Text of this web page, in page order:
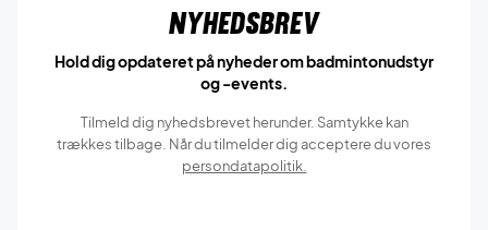
Nyhedsbrev
Hold dig opdateret på nyheder om badmintonudstyr
og -events.
Tilmeld dig nyhedsbrevet herunder. Samtykke kan
trækkes tilbage. Når du tilmelder dig acceptere du vores
persondatapolitik.